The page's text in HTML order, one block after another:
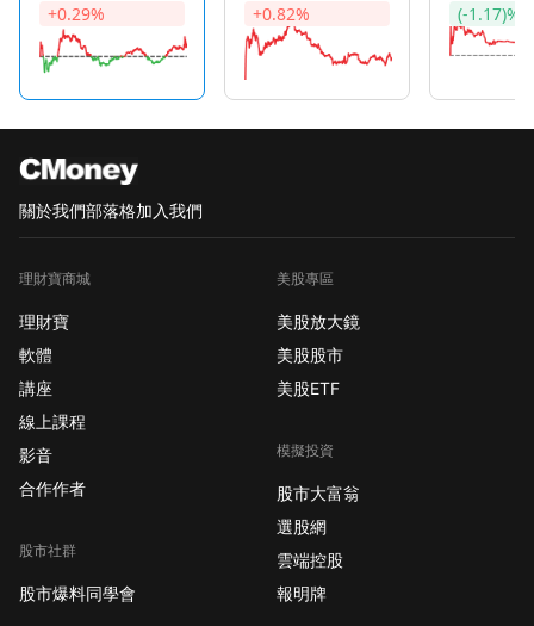
+0.29% +0.82% (-1.17)%
關於我們部落格加入我們
理財寶商城
理財寶
軟體
講座
線上課程
影音
合作作者
股市社群
股市爆料同學會
美股專區
美股放大鏡
美股股市
美股ETF
模擬投資
股市大富翁
選股網
雲端控股
報明牌